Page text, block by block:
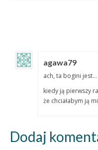
agawa79
ach, ta bogini jest…
kiedy ją pierwszy
że chciałabym ją
Dodaj